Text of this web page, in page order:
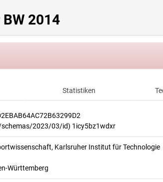
2014
Statistiken
2023/03/id) 1icy5bz1wdxr
Karlsruher Institut für Technologie
Württemberg